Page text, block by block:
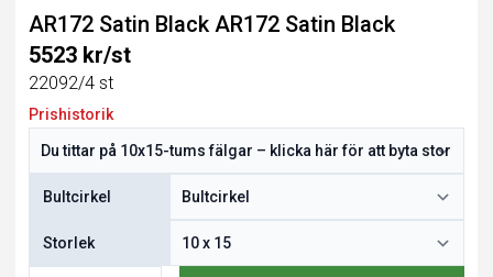
AR172 Satin Black AR172 Satin Black
5523 kr/st
22092/4 st
Prishistorik
Bultcirkel
Storlek